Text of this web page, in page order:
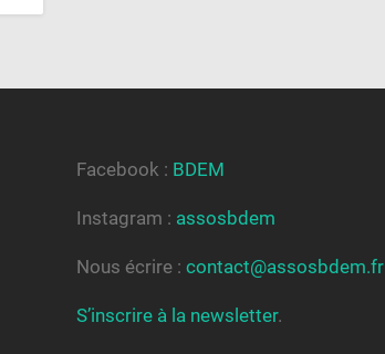
Facebook : BDEM
Instagram : assosbdem
Nous écrire : contact@assosbdem.fr
S’inscrire à la newsletter.